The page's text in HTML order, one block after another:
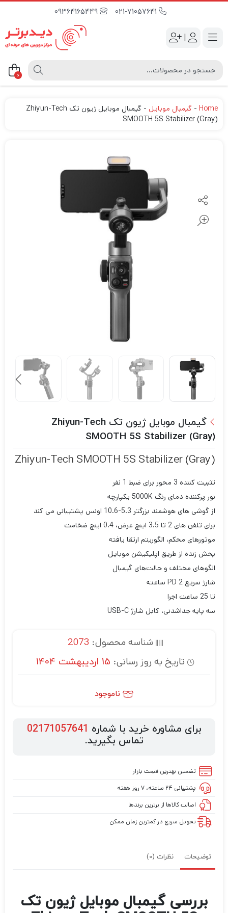
09364165449
|
0
Home
- گیمبال موبایل -
گیمبال موبایل ژیون تک Zhiyun-Tech
SMOOTH 5S Stabilizer (Gray)
گیمبال موبایل ژیون تک Zhiyun-Tech
SMOOTH 5S Stabilizer (Gray)
Zhiyun-Tech SMOOTH 5S Stabilizer (Gray)
تثبیت کننده 3 محور برای ضبط 1 نفر
نور پرکننده دمای رنگ 5000K یکپارچه
از گوشی های هوشمند بزرگتر 5.3-10.6 اونس پشتیبانی می کند
برای تلفن های 2 تا 3.5 اینچ عرض، 0.4 اینچ ضخامت
موتورهای محکم، الگوریتم ارتقا یافته
پخش زنده از طریق اپلیکیشن موبایل
الگوهای مختلف و حالت‌های گیمبال
شارژ سریع PD 2 ساعته
تا 25 ساعت اجرا
سه پایه جداشدنی، کابل شارژ USB-C
شناسه محصول: 2073
تاریخ به روز رسانی: 15 اردیبهشت 1404
ناموجود
برای مشاوره خرید با شماره 02171057641
تماس بگیرید.
تضمین بهترین قیمت بازار
پشتیبانی ۲۴ ساعته، ۷ روز هفته
اصالت کالاها از برترین برندها
تحویل سریع در کمترین زمان ممکن
توضیحات نظرات (0)
بررسی گیمبال موبایل ژیون تک